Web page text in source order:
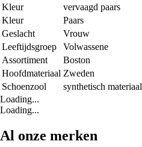
Kleur
vervaagd paars
Kleur
Paars
Geslacht
Vrouw
Leeftijdsgroep
Volwassene
Assortiment
Boston
Hoofdmateriaal Zweden
Schoenzool
synthetisch materiaal
Loading...
Loading...
Al onze merken